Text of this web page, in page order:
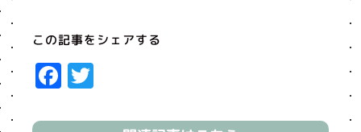
この記事をシェアする
Facebook